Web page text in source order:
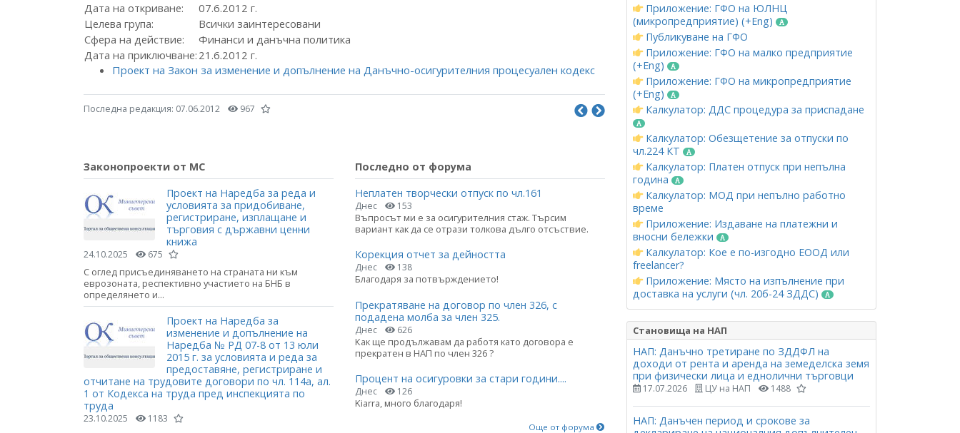
Дата на откриване:
07.6.2012 г.
Целева група:
Всички заинтересовани
Сфера на действие:
Финанси и данъчна политика
Дата на приключване: 21.6.2012 г.
Проект на Закон за изменение и допълнение на Данъчно-осигурителния процесуален кодекс
Последна редакция: 07.06.2012 967
Законопроекти от МС
Проект на Наредба за реда и
условията за придобиване,
регистриране, изплащане и
търговия с държавни ценни
книжа
24.10.2025 675
С оглед присъединяването на страната ни към
еврозоната, респективно участието на БНБ в
определянето и...
Проект на Наредба за
изменение и допълнение на
Наредба № РД 07-8 от 13 юли
2015 г. за условията и реда за
предоставяне, регистриране и
отчитане на трудовите договори по чл. 114а, ал.
1 от Кодекса на труда пред инспекцията по
труда
23.10.2025 1183
Последно от форума
Неплатен творчески отпуск по чл.161
Днес 153
Въпросът ми е за осигурителния стаж. Търсим
вариант как да се отрази толкова дълго отсъствие.
Корекция отчет за дейността
Днес 138
Благодаря за потвърждението!
Прекратяване на договор по член 326, с
подадена молба за член 325.
Днес 626
Как ще продължавам да работя като договора е
прекратен в НАП по член 326 ?
Процент на осигуровки за стари години....
Днес 126
Kiarra, много благодаря!
Още от форума
Приложение: ГФО на ЮЛНЦ
(микропредприятие) (+Eng)
Публикуване на ГФО
Приложение: ГФО на малко предприятие
(+Eng)
Приложение: ГФО на микропредприятие
(+Eng)
Калкулатор: ДДС процедура за приспадане
Калкулатор: Обезщетение за отпуски по
чл.224 КТ
Калкулатор: Платен отпуск при непълна
година
Калкулатор: МОД при непълно работно
време
Приложение: Издаване на платежни и
вносни бележки
Калкулатор: Кое е по-изгодно ЕООД или
freelancer?
Приложение: Място на изпълнение при
доставка на услуги (чл. 20б-24 ЗДДС)
Становища на НАП
НАП: Данъчно третиране по ЗДДФЛ на
доходи от рента и аренда на земеделска земя
при физически лица и еднолични търговци
17.07.2026 ЦУ на НАП 1488
НАП: Данъчен период и срокове за